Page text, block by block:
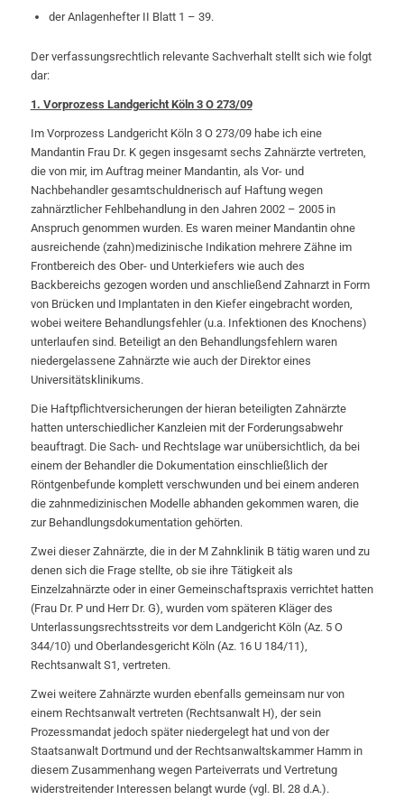
der Anlagenhefter II Blatt 1 – 39.
Der verfassungsrechtlich relevante Sachverhalt stellt sich wie folgt
dar:
1. Vorprozess Landgericht Köln 3 O 273/09
Im Vorprozess Landgericht Köln 3 O 273/09 habe ich eine
Mandantin Frau Dr. K gegen insgesamt sechs Zahnärzte vertreten,
die von mir, im Auftrag meiner Mandantin, als Vor- und
Nachbehandler gesamtschuldnerisch auf Haftung wegen
zahnärztlicher Fehlbehandlung in den Jahren 2002 – 2005 in
Anspruch genommen wurden. Es waren meiner Mandantin ohne
ausreichende (zahn)medizinische Indikation mehrere Zähne im
Frontbereich des Ober- und Unterkiefers wie auch des
Backbereichs gezogen worden und anschließend Zahnarzt in Form
von Brücken und Implantaten in den Kiefer eingebracht worden,
wobei weitere Behandlungsfehler (u.a. Infektionen des Knochens)
unterlaufen sind. Beteiligt an den Behandlungsfehlern waren
niedergelassene Zahnärzte wie auch der Direktor eines
Universitätsklinikums.
Die Haftpflichtversicherungen der hieran beteiligten Zahnärzte
hatten unterschiedlicher Kanzleien mit der Forderungsabwehr
beauftragt. Die Sach- und Rechtslage war unübersichtlich, da bei
einem der Behandler die Dokumentation einschließlich der
Röntgenbefunde komplett verschwunden und bei einem anderen
die zahnmedizinischen Modelle abhanden gekommen waren, die
zur Behandlungsdokumentation gehörten.
Zwei dieser Zahnärzte, die in der M Zahnklinik B tätig waren und zu
denen sich die Frage stellte, ob sie ihre Tätigkeit als
Einzelzahnärzte oder in einer Gemeinschaftspraxis verrichtet hatten
(Frau Dr. P und Herr Dr. G), wurden vom späteren Kläger des
Unterlassungsrechtsstreits vor dem Landgericht Köln (Az. 5 O
344/10) und Oberlandesgericht Köln (Az. 16 U 184/11),
Rechtsanwalt S1, vertreten.
Zwei weitere Zahnärzte wurden ebenfalls gemeinsam nur von
einem Rechtsanwalt vertreten (Rechtsanwalt H), der sein
Prozessmandat jedoch später niedergelegt hat und von der
Staatsanwalt Dortmund und der Rechtsanwaltskammer Hamm in
diesem Zusammenhang wegen Parteiverrats und Vertretung
widerstreitender Interessen belangt wurde (vgl. Bl. 28 d.A.).